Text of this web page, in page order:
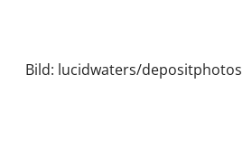
Bild: lucidwaters/depositphotos